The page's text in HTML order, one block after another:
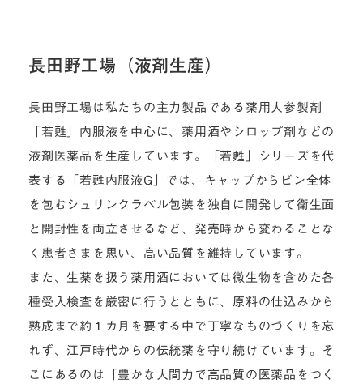
長田野工場（液剤生産）
長田野工場は私たちの主力製品である薬用人参製剤
「若甦」内服液を中心に、薬用酒やシロップ剤などの
液剤医薬品を生産しています。「若甦」シリーズを代
表する「若甦内服液G」では、キャップからビン全体
を包むシュリンクラベル包装を独自に開発して衛生面
と開封性を両立させるなど、発売時から変わることな
く患者さまを思い、高い品質を維持しています。
また、生薬を扱う薬用酒においては微生物を含めた各
種受入検査を厳密に行うとともに、原料の仕込みから
熟成まで約１カ月を要する中で丁寧なものづくりを忘
れず、江戸時代からの伝統薬を守り続けています。そ
こにあるのは「豊かな人間力で高品質の医薬品をつく